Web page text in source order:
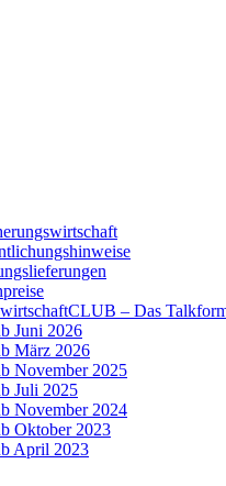
– Das
Juni 2026
März 2026
November 2025
Juli 2025
November 2024
Oktober 2023
April 2023